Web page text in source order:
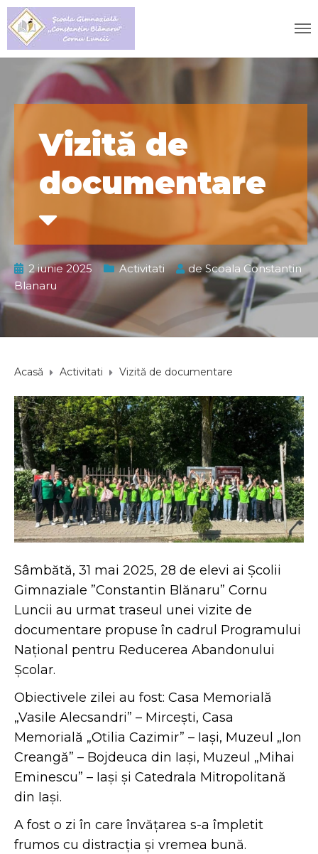
Vizită de
documentare
2 iunie 2025 Activitati deScoala Constantin
Blanaru
Acasă Activitati Vizită de documentare
Sâmbătă, 31 mai 2025, 28 de elevi ai Școlii
Gimnaziale ”Constantin Blănaru” Cornu
Luncii au urmat traseul unei vizite de
documentare propuse în cadrul Programului
Național pentru Reducerea Abandonului
Școlar.
Obiectivele zilei au fost: Casa Memorială
„Vasile Alecsandri” – Mircești, Casa
Memorială „Otilia Cazimir” – Iași, Muzeul „Ion
Creangă” – Bojdeuca din Iași, Muzeul „Mihai
Eminescu” – Iași și Catedrala Mitropolitană
din Iași.
A fost o zi în care învățarea s-a împletit
frumos cu distracția și vremea bună.